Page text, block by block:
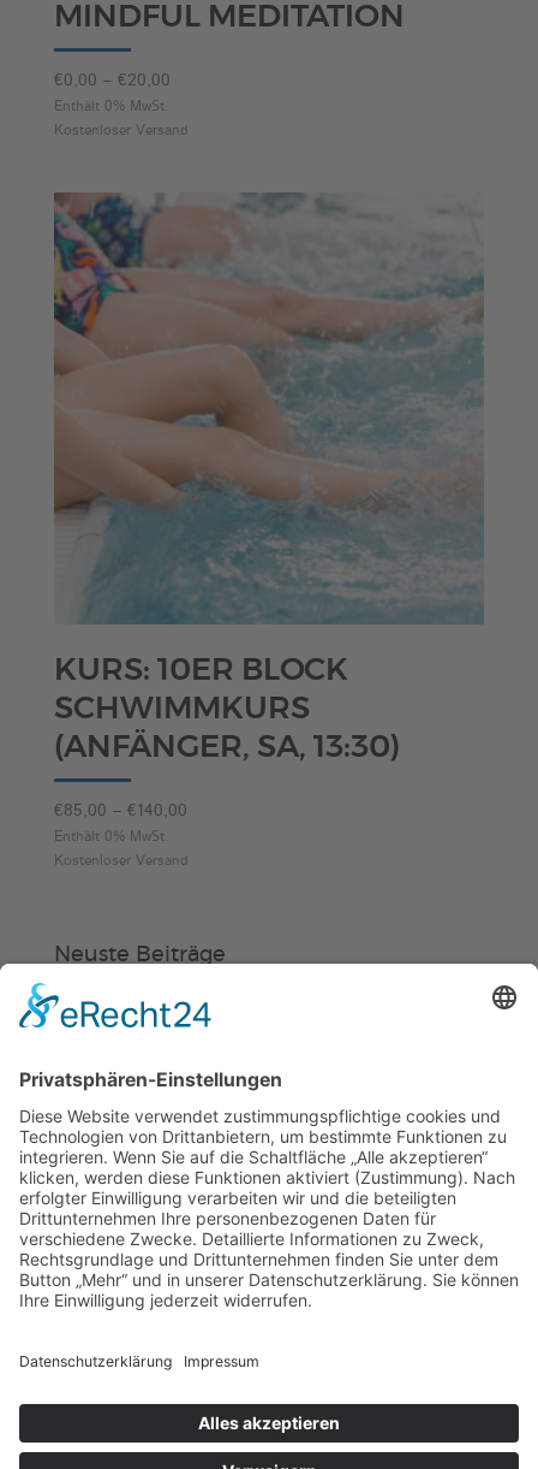
MINDFUL MEDITATION
€0,00 – €20,00Preisspanne:
bis
Enthält 0% MwSt.
Kostenloser Versand
KURS: 10ER BLOCK
SCHWIMMKURS
(ANFÄNGER, SA, 13:30)
€85,00 – € 140,00Preisspanne:
bis
Enthält 0% MwSt.
Kostenloser Versand
Neuste Beiträge
Verein
ab 13 Uhr geschlossen
„Am Ende bekommt jeder ein
Schwimmabzeichen“
Sommercamps: Fußball, Tanz oder
Hockey
© 2019 | TSG WEINHEIM